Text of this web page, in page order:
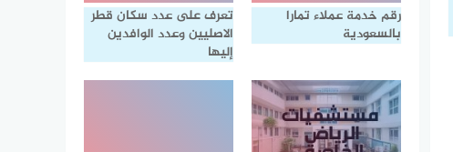
رقم خدمة عملاء تمارا
بالسعودية
تعرف على عدد سكان قطر
الاصليين وعدد الوافدين
إليها